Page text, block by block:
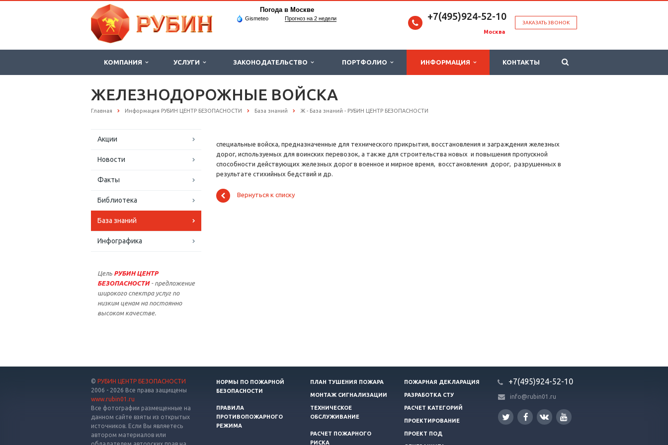
Погода в Москве
Gismeteo Прогноз на 2 недели
ЗАКАЗАТЬ ЗВОНОК
+7(495)924-52-10
Москва
КОМПАНИЯ УСЛУГИ ЗАКОНОДАТЕЛЬСТВО ПОРТФОЛИО ИНФОРМАЦИЯ КОНТАКТЫ
ЖЕЛЕЗНОДОРОЖНЫЕ ВОЙСКА
Главная Информация РУБИН ЦЕНТР БЕЗОПАСНОСТИ База знаний Ж - База знаний - РУБИН ЦЕНТР БЕЗОПАСНОСТИ
Акции
Новости
Факты
Библиотека
База знаний
Инфографика
Цель РУБИН ЦЕНТР
БЕЗОПАСНОСТИ - предложение
широкого спектра услуг по
низким ценам на постоянно
высоком качестве.
специальные войска, предназначенные для технического прикрытия, восстановления и заграждения железных
дорог, используемых для воинских перевозок, а также для строительства новых и повышения пропускной
способности действующих железных дорог в военное и мирное время, восстановления дорог, разрушенных в
результате стихийных бедствий и др.
Вернуться к списку
© РУБИН ЦЕНТР БЕЗОПАСНОСТИ
2006 - 2026 Все права защищены
www.rubin01.ru
Все фотографии размещенные на
данном сайте взяты из открытых
источников. Если Вы являетесь
автором материалов или
НОРМЫ ПО ПОЖАРНОЙ
БЕЗОПАСНОСТИ
ПЛАН ТУШЕНИЯ ПОЖАРА ПОЖАРНАЯ ДЕКЛАРАЦИЯ
МОНТАЖ СИГНАЛИЗАЦИИ РАЗРАБОТКА СТУ
ПРАВИЛА
ПРОТИВОПОЖАРНОГО
РЕЖИМА
ТЕХНИЧЕСКОЕ
ОБСЛУЖИВАНИЕ
РАСЧЕТ КАТЕГОРИЙ
ПРОЕКТИРОВАНИЕ
РАСЧЕТ ПОЖАРНОГО
РИСКА
ПРОЕКТ ПОД
+7(495)924-52-10
info@rubin01.ru